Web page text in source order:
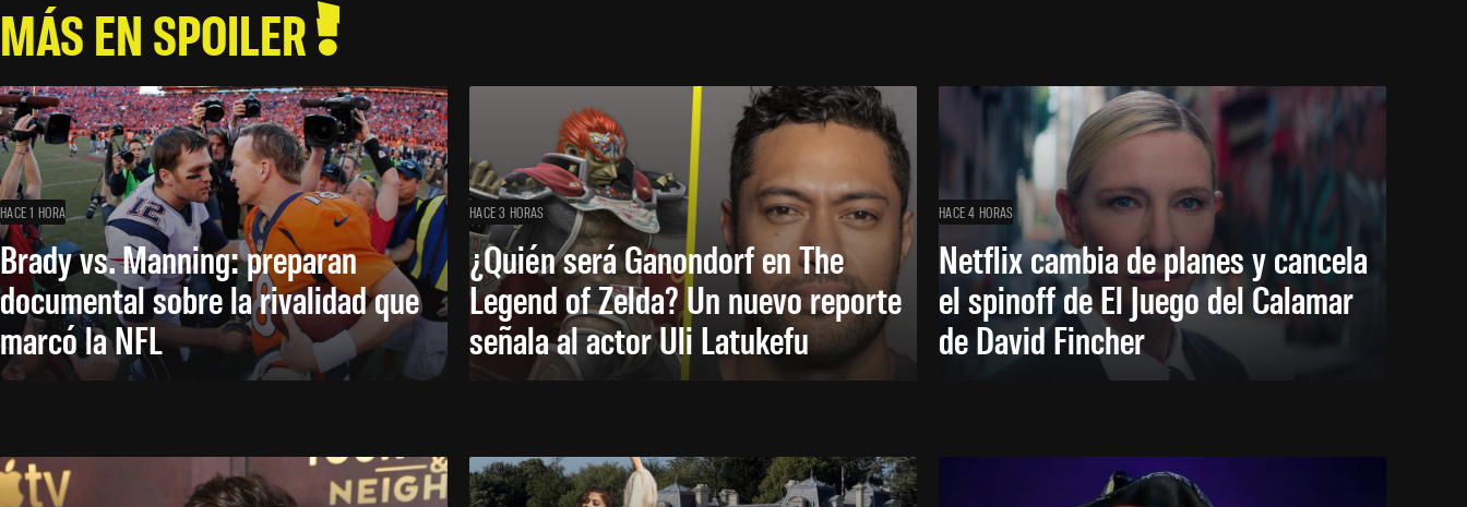
MÁS EN SPOILER
HACE 1 HORA
Brady vs. Manning: preparan
documental sobre la rivalidad que
marcó la NFL
HACE 3 HORAS
¿Quién será Ganondorf en The
Legend of Zelda? Un nuevo reporte
señala al actor Uli Latukefu
HACE 4 HORAS
Netflix cambia de planes y cancela
el spinoff de El Juego del Calamar
de David Fincher